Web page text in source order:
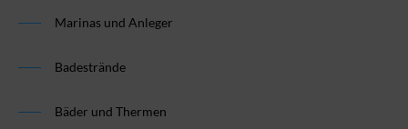
Marinas und Anleger
Badestrände
Bäder und Thermen